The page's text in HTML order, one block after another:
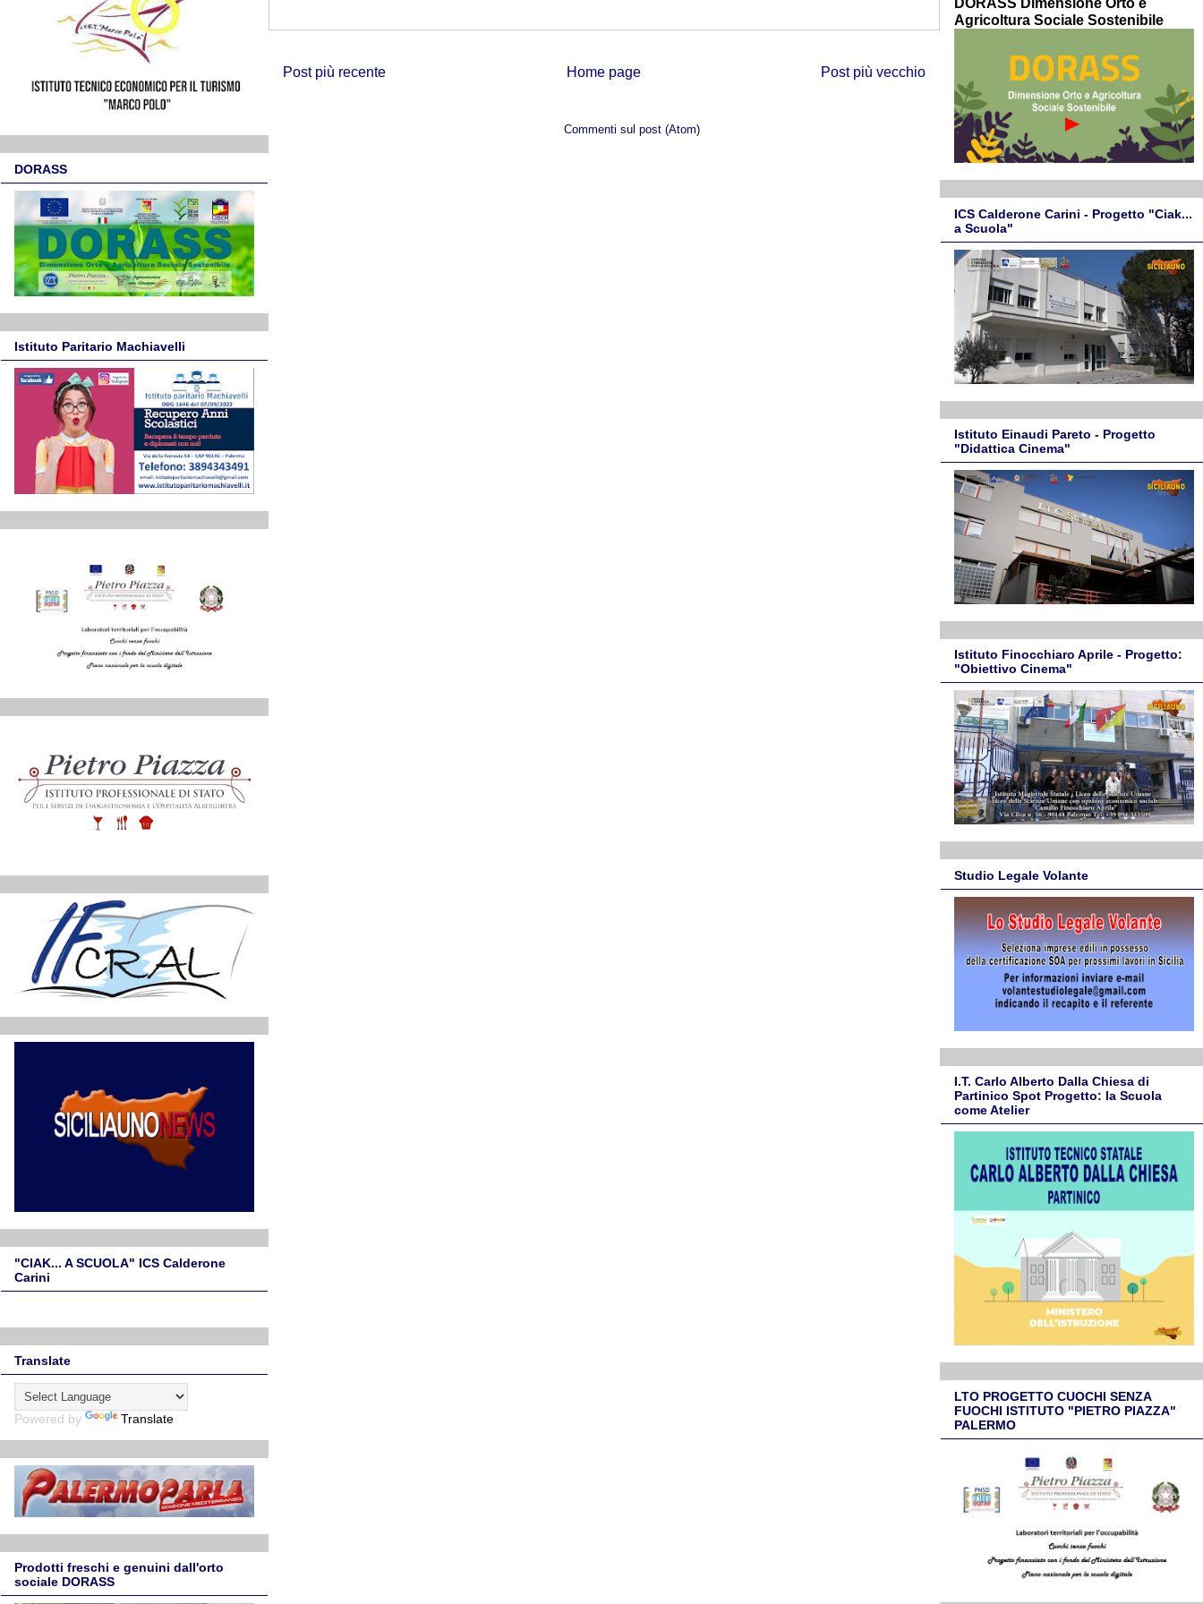
Post più recente Post più vecchio
Home page
Commenti sul post (Atom)
DORASS
Istituto Paritario Machiavelli
"CIAK... A SCUOLA" ICS Calderone
Carini
Translate
Powered by Translate
Prodotti freschi e genuini dall'orto
sociale DORASS
Agricoltura Sociale Sostenibile
ICS Calderone Carini - Progetto "Ciak...
a Scuola"
Istituto Einaudi Pareto - Progetto
"Didattica Cinema"
Istituto Finocchiaro Aprile - Progetto:
"Obiettivo Cinema"
Studio Legale Volante
I.T. Carlo Alberto Dalla Chiesa di
Partinico Spot Progetto: la Scuola
come Atelier
LTO PROGETTO CUOCHI SENZA
FUOCHI ISTITUTO "PIETRO PIAZZA"
PALERMO